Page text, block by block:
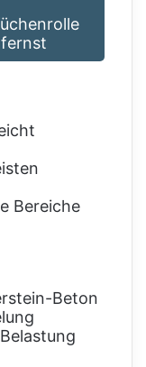
Bereiche
Beton